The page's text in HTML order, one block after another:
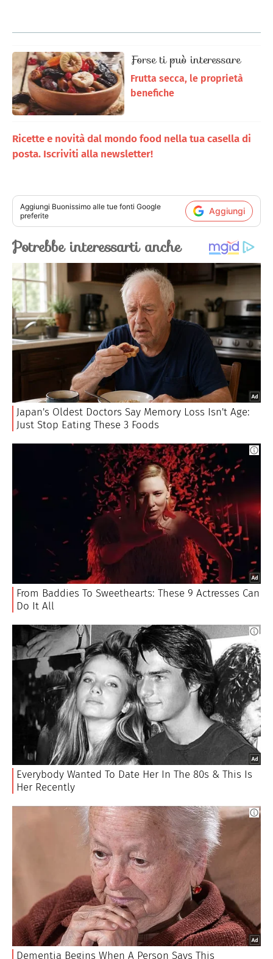
Forse ti può interessare
Frutta secca, le proprietà
benefiche
Ricette e novità dal mondo food nella tua casella di
posta. Iscriviti alla newsletter!
Aggiungi Buonissimo alle tue fonti Google
preferite
Aggiungi